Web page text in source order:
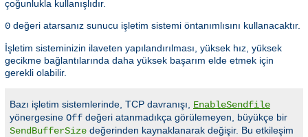
çoğunlukla kullanışlıdır.
0 değeri atarsanız sunucu işletim sistemi öntanımlısını kullanacaktır.
İşletim sisteminizin ilaveten yapılandırılması, yüksek hız, yüksek
gecikme bağlantılarında daha yüksek başarım elde etmek için
gerekli olabilir.
Bazı işletim sistemlerinde, TCP davranışı, EnableSendfile
yönergesine Off değeri atanmadıkça görülemeyen, büyükçe bir
SendBufferSize değerinden kaynaklanarak değişir. Bu etkileşim